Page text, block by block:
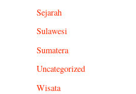
Sejarah
Sulawesi
Sumatera
Uncategorized
Wisata